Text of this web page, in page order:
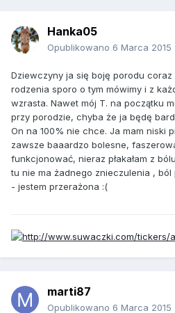
Hanka05
Opublikowano 6 Marca 2015
Dziewczyny ja się boję porodu
rodzenia sporo o tym mówimy i z
wzrasta. Nawet mój T. na początku
przy porodzie, chyba że ja będę
On na 100% nie chce. Ja mam niski
zawsze baaardzo bolesne,
funkcjonować, nieraz płakałam z
tu nie ma żadnego znieczulenia , ból
- jestem przerażona :(
marti87
Opublikowano 6 Marca 2015